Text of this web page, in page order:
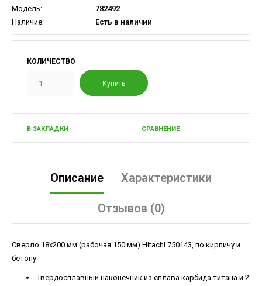
Модель:
782492
Наличие:
Есть в наличии
КОЛИЧЕСТВО
В ЗАКЛАДКИ СРАВНЕНИЕ
Описание Характеристики
Отзывов (0)
Сверло 18х200 мм (рабочая 150 мм) Hitachi 750143, по кирпичу и
бетону
Твердосплавный наконечник из сплава карбида титана и 2